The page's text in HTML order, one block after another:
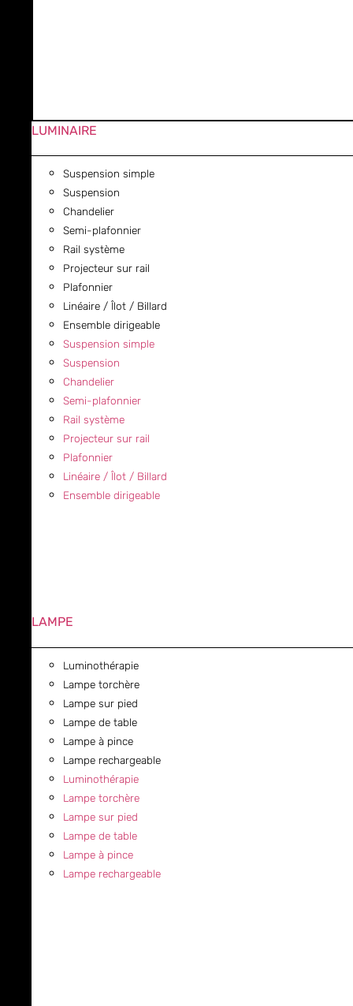
LUMINAIRE
Suspension simple
Suspension
Chandelier
Semi-plafonnier
Rail système
Projecteur sur rail
Plafonnier
Linéaire / Îlot / Billard
Ensemble dirigeable
Suspension simple
Suspension
Chandelier
Semi-plafonnier
Rail système
Projecteur sur rail
Plafonnier
Linéaire / Îlot / Billard
Ensemble dirigeable
LAMPE
Luminothérapie
Lampe torchère
Lampe sur pied
Lampe de table
Lampe à pince
Lampe rechargeable
Luminothérapie
Lampe torchère
Lampe sur pied
Lampe de table
Lampe à pince
Lampe rechargeable